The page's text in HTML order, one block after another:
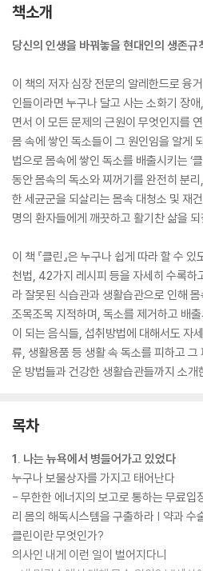
책소개
당신의 인생을 바꿔놓을 현대인의 생존규칙
이 책의 저자 심장 전문의 알레한드로 융
인들이라면 누구나 달고 사는 소화기 장
면서 이 모든 문제의 근원이 무엇인지를
몸 속에 쌓인 독소들이 그 원인임을 알게
법으로 몸속에 쌓인 독소를 배출시키는 ‘
동안 몸속의 독소와 찌꺼기를 완전히 분
한 세균군을 되살리는 몸속 대청소 및 재
명의 환자들에게 깨끗하고 활기찬 삶을
이 책 『클린』은 누구나 쉽게 따라 할 수
천법, 42가지 레시피 등을 자세히 수록하
라 잘못된 식습관과 생활습관으로 인해
조목조목 지적하며, 독소를 제거하고 배
이 되는 음식들, 섭취방법에 대해서도 자
류, 생활용품 등 생활 속 독소를 피하고
운 방법들과 건강한 생활습관들까지 소개
목차
1. 나는 뉴욕에서 병들어가고 있었다
누구나 보물상자를 가지고 태어난다
- 무한한 에너지의 보고로 통하는 무료입
리 몸의 해독시스템을 구출하라 | 약과 수
클린이란 무엇인가?
의사인 내게 이런 일이 벌어지다니